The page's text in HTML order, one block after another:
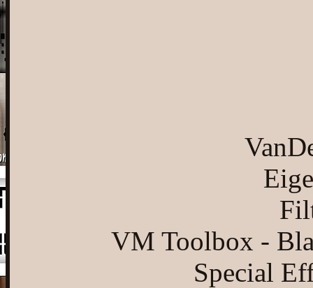
VM Toolbox -
Special